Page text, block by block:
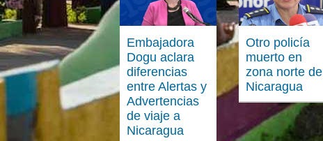
Embajadora
Dogu aclara
diferencias
entre Alertas y
Advertencias
de viaje a
Nicaragua
Otro policía
muerto en
zona norte de
Nicaragua